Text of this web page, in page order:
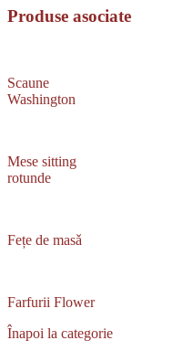
Produse asociate
Scaune
Washington
Mese sitting
rotunde
Fețe de masǎ
Farfurii Flower
Înapoi la categorie